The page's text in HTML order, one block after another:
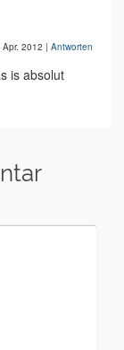
Apr. 2012 | Antworten
is absolut